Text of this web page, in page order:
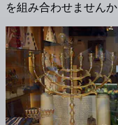
を組み合わせません